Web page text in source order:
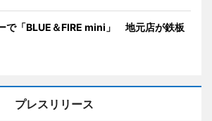
で「BLUE＆FIRE mini」 地元店が鉄板
プレスリリース